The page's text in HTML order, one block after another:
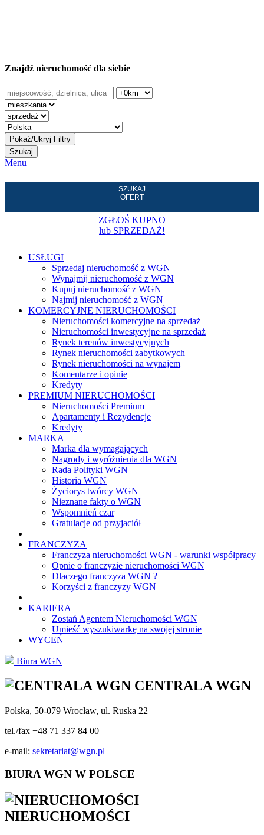
Znajdź nieruchomość dla siebie
Szukaj
Menu
SZUKAJ
OFERT
ZGŁOŚ KUPNO
lub SPRZEDAŻ!
USŁUGI
Sprzedaj nieruchomość z WGN
Wynajmij nieruchomość z WGN
Kupuj nieruchomość z WGN
Najmij nieruchomość z WGN
KOMERCYJNE NIERUCHOMOŚCI
Nieruchomości komercyjne na sprzedaż
Nieruchomości inwestycyjne na sprzedaż
Rynek terenów inwestycyjnych
Rynek nieruchomości zabytkowych
Rynek nieruchomości na wynajem
Komentarze i opinie
Kredyty
PREMIUM NIERUCHOMOŚCI
Nieruchomości Premium
Apartamenty i Rezydencje
Kredyty
MARKA
Marka dla wymagających
Nagrody i wyróżnienia dla WGN
Rada Polityki WGN
Historia WGN
Życiorys twórcy WGN
Nieznane fakty o WGN
Wspomnień czar
Gratulacje od przyjaciół
FRANCZYZA
Franczyza nieruchomości WGN - warunki współpracy
Opnie o franczyzie nieruchomości WGN
Dlaczego franczyza WGN ?
Korzyści z franczyzy WGN
KARIERA
Zostań Agentem Nieruchomości WGN
Umieść wyszukiwarkę na swojej stronie
WYCEŃ
Biura WGN
CENTRALA WGN
Polska, 50-079 Wrocław, ul. Ruska 22
tel./fax +48 71 337 84 00
e-mail: sekretariat@wgn.pl
BIURA WGN W POLSCE
NIERUCHOMOŚCI